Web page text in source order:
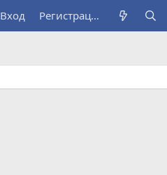
Вход Регистрация